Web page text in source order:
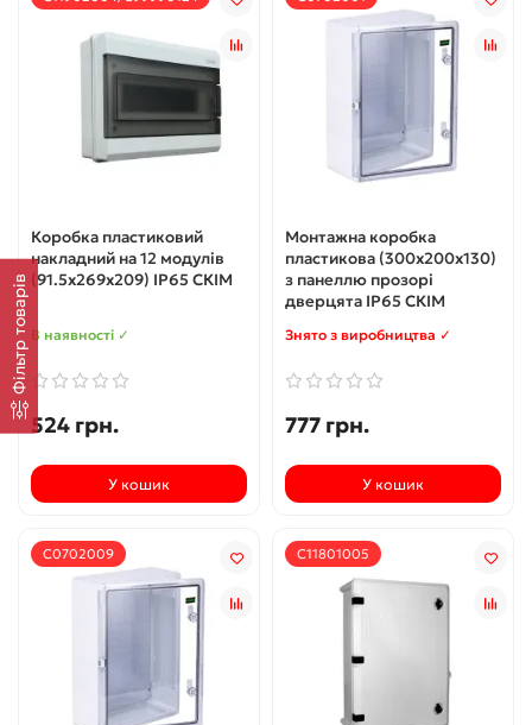
Фільтр товарів
Коробка пластиковий
накладний на 12 модулів
(91.5х269х209) IP65 СКІМ
В наявності ✓
524 грн.
У кошик
Монтажна коробка
пластикова (300х200х130)
з панеллю прозорі
дверцята IP65 СКІМ
Знято з виробництва ✓
777 грн.
У кошик
С0702009 С11801005